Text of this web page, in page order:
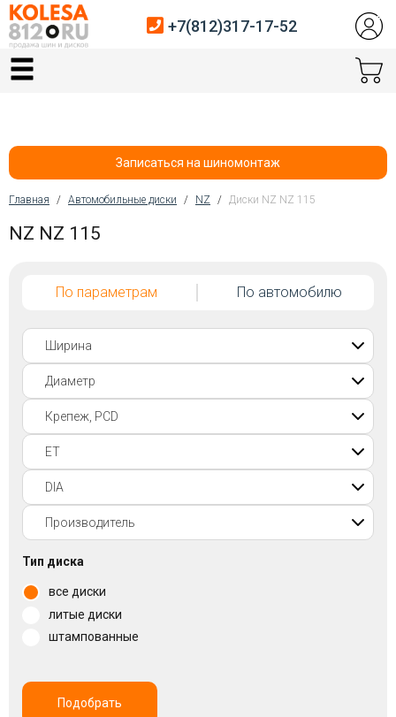
Главная
Автосервис
Датчики давления
Покупателям
Контакты
Войти на сайт
+7(812)317-
17-
52
Пн-
Вс:
+7(812)317-17-52
Записаться на шиномонтаж
Вы здесь
Главная / Автомобильные диски / NZ / Диски NZ NZ 115
NZ NZ 115
По параметрам По автомобилю
Тип диска
все диски
литые диски
штампованные
Подобрать